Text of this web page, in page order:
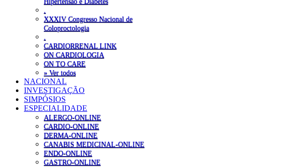
XXXIV Congresso Nacional de
Coloproctologia
CARDIORRENAL LINK
ON CARDIOLOGIA
ON TO CARE
» Ver todos
NACIONAL
INVESTIGAÇÃO
SIMPÓSIOS
ESPECIALIDADE
ALERGO-ONLINE
CARDIO-ONLINE
DERMA-ONLINE
CANABIS MEDICINAL-ONLINE
ENDO-ONLINE
GASTRO-ONLINE